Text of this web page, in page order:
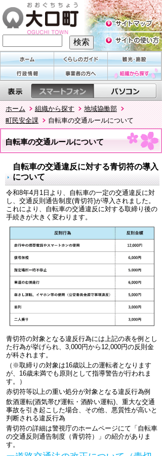
ホーム 組織から探す
地域協働部
町民安全課
自転車の交通ルールについて
自転車の交通ルールについて
自転車の交通違反に対する青切符の導入
について
令和8年4月1日より、自転車の一定の交通違反に対
し、交通反則通告制度(青切符)が導入されました。
これにより、自転車の交通違反に対する取締り後の
手続きが大きく変わります。
青切符の対象となる違反行為には上記の表を例とし
た行為が挙げられ、3,000円から12,000円の反則金
が科されます。
（※取締りの対象は16歳以上の運転者となります
が、16歳未満でも原則として指導警告が行われま
す。）
赤切符等以上の重い処分が対象となる違反行為例
飲酒運転(酒気帯び運転・酒酔い運転)、重大な交通
事故を引き起こした場合、その他、悪質性が高いと
判断される違反行為
青切符の詳細は警視庁のホームページにて「自転車
の交通反則通告制度（青切符）」の紹介がありま
す。